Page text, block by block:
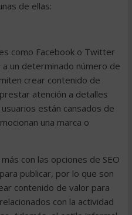
de ellas:
como Facebook o Twitter
un determinado número de
crear contenido de
atención a detalles
están cansados de
una marca o
con las opciones de SEO
publicar, por lo que son
contenido de valor para
con la actividad